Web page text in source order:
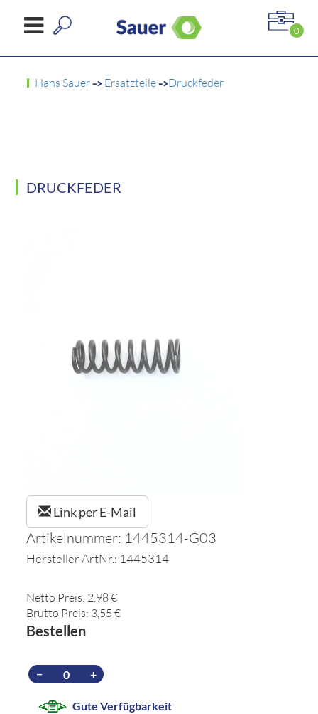
0
Hans Sauer-> Ersatzteile->Druckfeder
DRUCKFEDER
Link per E-Mail
Artikelnummer: 1445314-G03
Hersteller ArtNr.: 1445314
Netto Preis: 2,98 €
Brutto Preis: 3,55 €
Bestellen
− +
Gute Verfügbarkeit